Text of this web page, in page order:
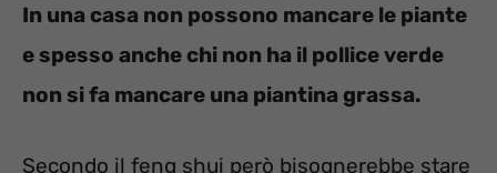
In una casa non possono mancare le piante
e spesso anche chi non ha il pollice verde
non si fa mancare una piantina grassa.
Secondo il feng shui però bisognerebbe stare